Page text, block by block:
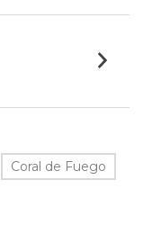
Coral de Fuego